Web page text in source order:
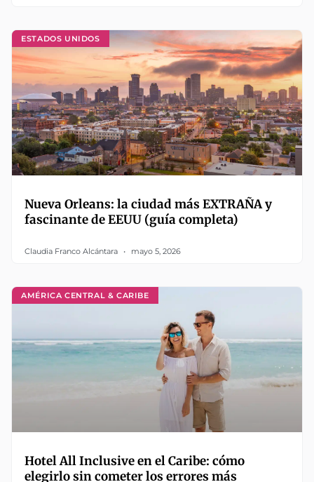
ESTADOS UNIDOS
Nueva Orleans: la ciudad más EXTRAÑA y
fascinante de EEUU (guía completa)
Claudia Franco Alcántara mayo 5, 2026
AMÉRICA CENTRAL & CARIBE
Hotel All Inclusive en el Caribe: cómo
elegirlo sin cometer los errores más